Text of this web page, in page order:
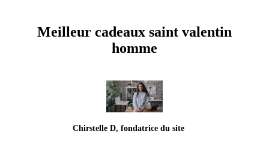
Meilleur cadeaux saint valentin
homme
Chirstelle D, fondatrice du site